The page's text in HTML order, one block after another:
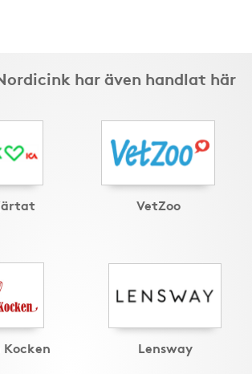
har även handlat här
VetZoo
Kocken Lensway